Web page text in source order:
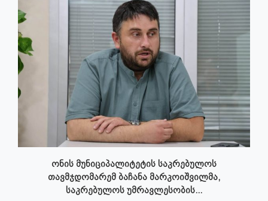
ონის მუნიციპალიტეტის საკრებულოს
თავმჯდომარემ ბაჩანა მარკოიშვილმა,
საკრებულოს უმრავლესობის...